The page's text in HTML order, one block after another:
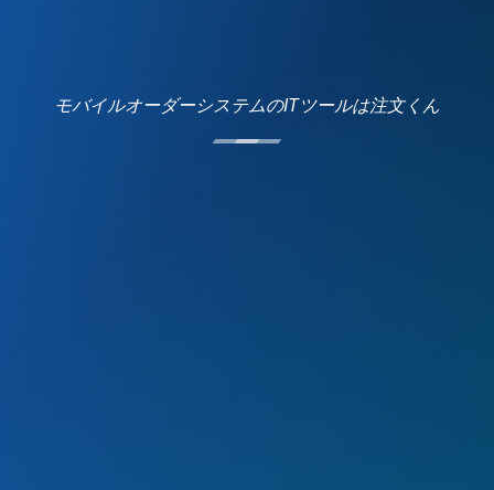
モバイルオーダーシステムのITツールは注文くん